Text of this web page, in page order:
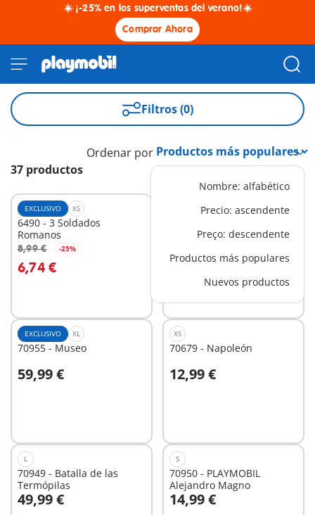
☀️ ¡-25% en los superventas del verano!☀️
Comprar Ahora
Filtros (0)
37 productos
Ordenar por
Nombre: alfabético
Precio: ascendente
Preço: descendente
Productos más populares
Nuevos productos
EXCLUSIVO XS
6490 - 3 Soldados
Romanos
8,99 € -25%
6,74 €
A la cesta
EXCLUSIVO XS
2,62 €
A la cesta
EXCLUSIVO XL
70955 - Museo
59,99 €
A la cesta
XS
70679 - Napoleón
12,99 €
A la cesta
L
70949 - Batalla de las
Termópilas
49,99 €
A la cesta
S
70950 - PLAYMOBIL
Alejandro Magno
14,99 €
A la cesta